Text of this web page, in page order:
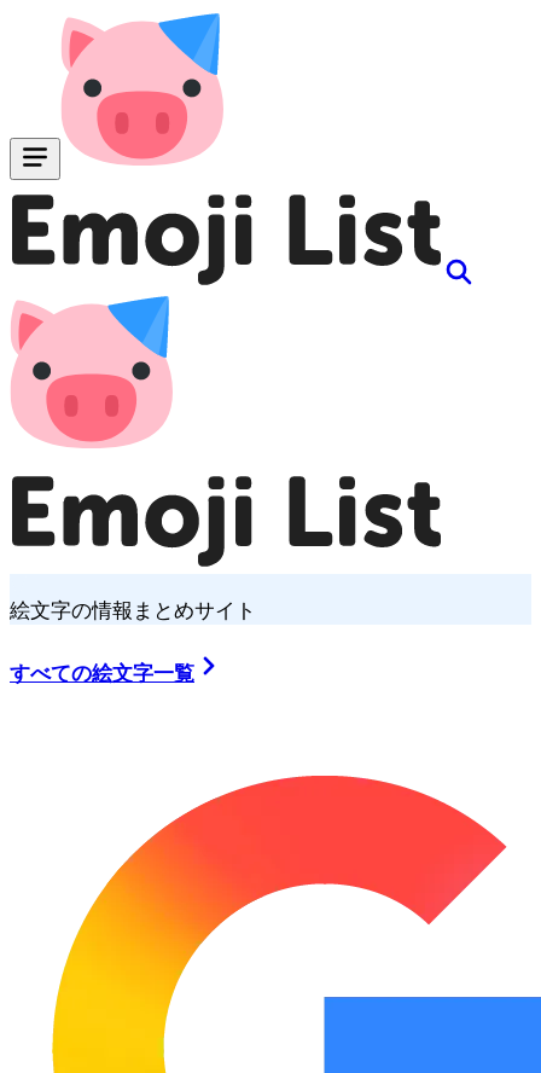
絵文字の情報まとめサイト
すべての絵文字一覧